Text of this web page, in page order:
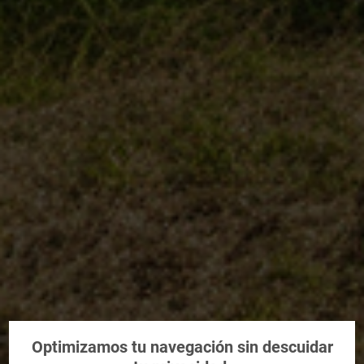
Optimizamos tu navegación sin descuidar